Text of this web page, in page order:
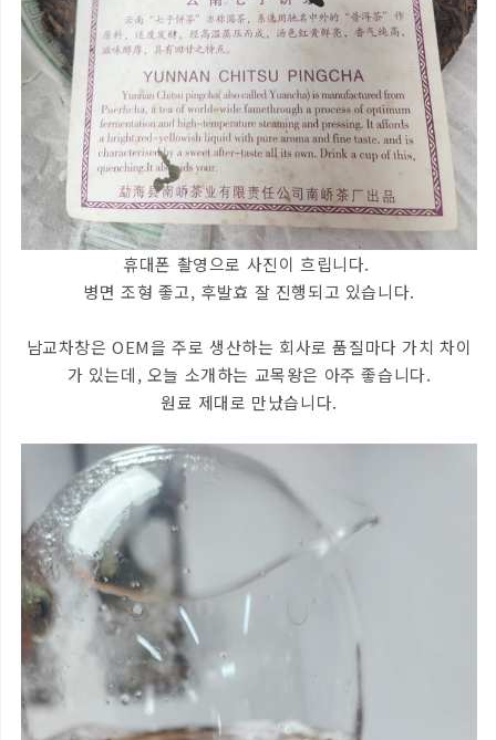
휴대폰 촬영으로 사진이 흐립니다.
병면 조형 좋고, 후발효 잘 진행되고 있습니다.
남교차창은 OEM을 주로 생산하는 회사로 품질마다 가치 차이
가 있는데, 오늘 소개하는 교목왕은 아주 좋습니다.
원료 제대로 만났습니다.